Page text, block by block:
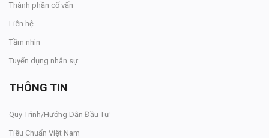
Thành phần cố vấn
Liên hệ
Tầm nhìn
Tuyển dụng nhân sự
THÔNG TIN
Quy Trình/Hướng Dẫn Đầu Tư
Tiêu Chuẩn Việt Nam